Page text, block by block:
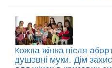
Кожна жінка після
душевні муки. Дім